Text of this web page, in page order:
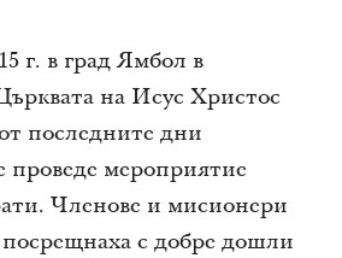
г. в град Ямбол в
на Исус Христос
последните дни
проведе мероприятие
Членове и мисионери
с добре дошли